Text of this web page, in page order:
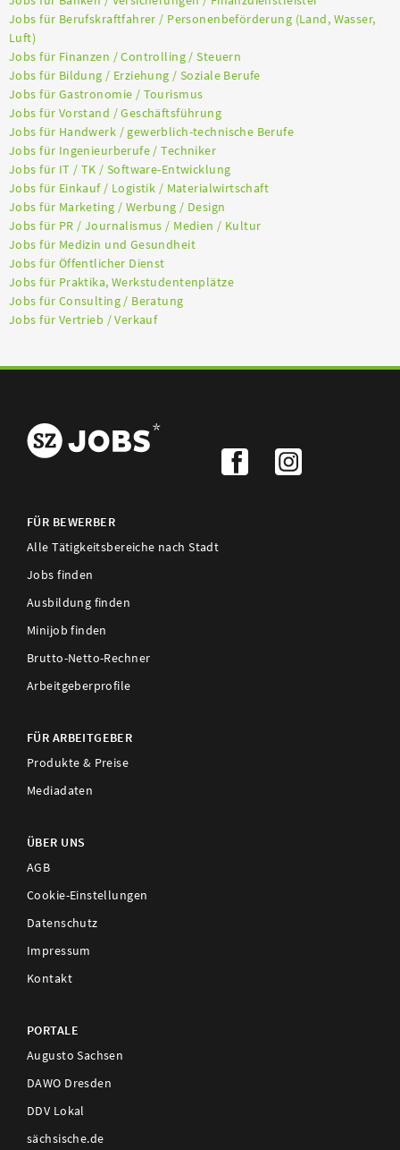
Jobs für Berufskraftfahrer / Personenbeförderung (Land, Wasser,
Luft)
Jobs für Finanzen / Controlling / Steuern
Jobs für Bildung / Erziehung / Soziale Berufe
Jobs für Gastronomie / Tourismus
Jobs für Vorstand / Geschäftsführung
Jobs für Handwerk / gewerblich-technische Berufe
Jobs für Ingenieurberufe / Techniker
Jobs für IT / TK / Software-Entwicklung
Jobs für Einkauf / Logistik / Materialwirtschaft
Jobs für Marketing / Werbung / Design
Jobs für PR / Journalismus / Medien / Kultur
Jobs für Medizin und Gesundheit
Jobs für Öffentlicher Dienst
Jobs für Praktika, Werkstudentenplätze
Jobs für Consulting / Beratung
Jobs für Vertrieb / Verkauf
FÜR BEWERBER
Alle Tätigkeitsbereiche nach Stadt
Jobs finden
Ausbildung finden
Minijob finden
Brutto-Netto-Rechner
Arbeitgeberprofile
FÜR ARBEITGEBER
Produkte & Preise
Mediadaten
ÜBER UNS
AGB
Cookie-Einstellungen
Datenschutz
Impressum
Kontakt
PORTALE
Augusto Sachsen
DAWO Dresden
DDV Lokal
sächsische.de